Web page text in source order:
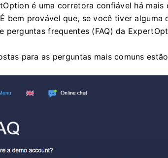
é uma corretora confiável há
bem provável que, se você tiver
perguntas frequentes (FAQ) da
para as perguntas mais comuns